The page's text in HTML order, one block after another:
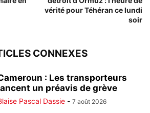
vérité pour Téhéran ce lundi
soir
CONNEXES
: Les transporteurs
un préavis de grève
Pascal Dassie - 7 août 2026